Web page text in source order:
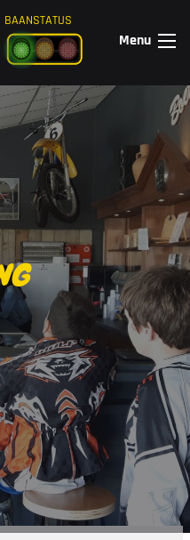
BAANSTATUS
Menu